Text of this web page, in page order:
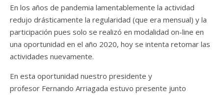
En los años de pandemia lamentablemente la actividad
redujo drásticamente la regularidad (que era mensual) y la
participación pues solo se realizó en modalidad on-line en
una oportunidad en el año 2020, hoy se intenta retomar las
actividades nuevamente.
En esta oportunidad nuestro presidente y
profesor Fernando Arriagada estuvo presente junto